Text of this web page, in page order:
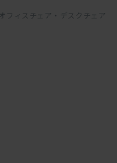
オフィスチェア・デスクチェア